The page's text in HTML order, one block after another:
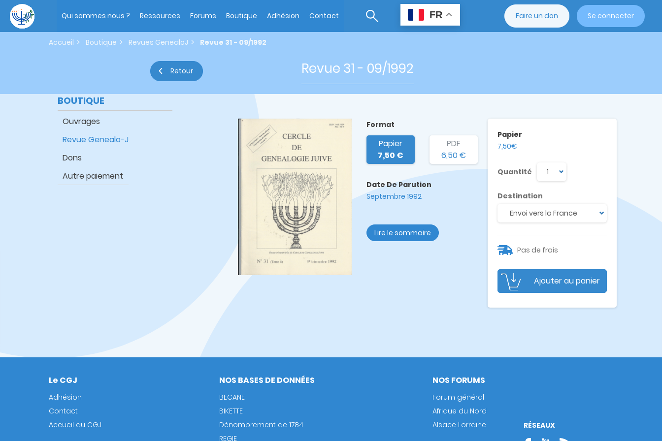
contenu
principal
navigation
Qui sommes nous ? Ressources Forums Boutique Adhésion Contact FR Faire un don Se connecter
Accueil Boutique Revues GenealoJ Revue 31 - 09/1992
Retour Revue 31 - 09/1992
BOUTIQUE
Ouvrages
Revue Genealo-J
Dons
Autre paiement
Format
Papier
7,50 €
PDF
6,50 €
Date De Parution
Septembre 1992
Lire le sommaire
Papier
7,50€
Quantité
Destination
Pas de frais
Ajouter au panier
Footer
Le CGJ
Adhésion
Contact
Accueil au CGJ
NOS BASES DE DONNÉES
BECANE
BIKETTE
Dénombrement de 1784
REGIE
NOS FORUMS
Forum général
Afrique du Nord
Alsace Lorraine
RÉSEAUX